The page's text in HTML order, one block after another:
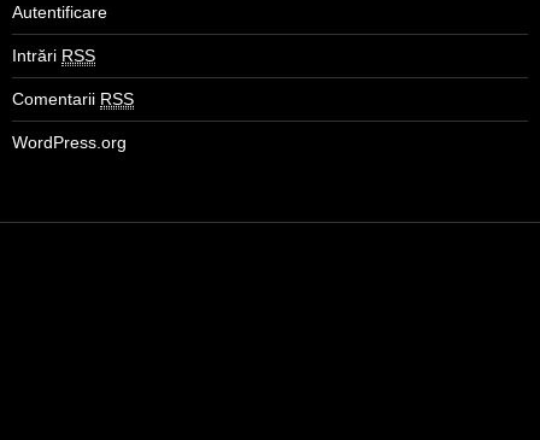
Autentificare
Intrări RSS
Comentarii RSS
WordPress.org